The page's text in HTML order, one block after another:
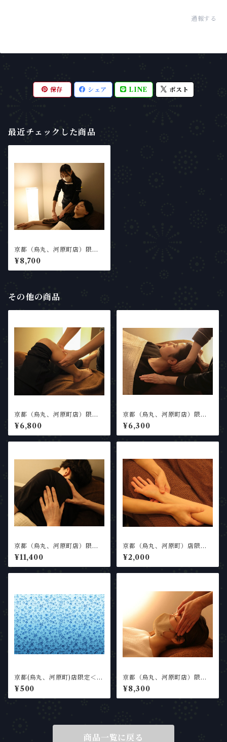
通報する
保存 シェア LINE ポスト
最近チェックした商品
京都（烏丸、河原町店）限定
【90分】【★店長オススメ
★】手足＋ヘッドスパ90分
¥8,700
その他の商品
京都（烏丸、河原町店）限定
【75分】【足の疲れ】膝下・
足裏＋ヘッドスパ75分
¥6,800
京都（烏丸、河原町店）限定
【60分】【小顔】小顔リフト
UP向けヘッドスパ60分
¥6,300
京都（烏丸、河原町店）限定
【120分】 【全身疲労回復】
贅沢ヘッドスパコース120分
¥11,400
京都（烏丸、河原町）店限定
＜オプション＞選べるアロマ
付きハンドトリートメント（1
5分延長）
¥2,000
京都(烏丸、河原町)店限定＜オ
プション＞頭皮リフレッシュ
炭酸スプレー
¥500
京都（烏丸、河原町店）限定
【90分】【PC・スマホ疲
れ】目・手・頭すっきりヘッ
ドスパ90分
¥8,300
商品一覧に戻る